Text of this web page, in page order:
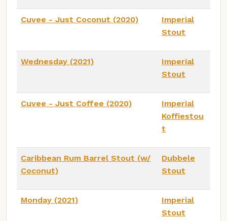
Cuvee - Just Coconut (2020)
Imperial
Stout
Wednesday (2021)
Imperial
Stout
Cuvee - Just Coffee (2020)
Imperial
Koffiestou
t
Caribbean Rum Barrel Stout (w/
Coconut)
Dubbele
Stout
Monday (2021)
Imperial
Stout